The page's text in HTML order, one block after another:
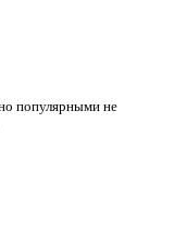
популярными не